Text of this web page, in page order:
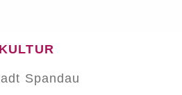
KULTUR
Spandau